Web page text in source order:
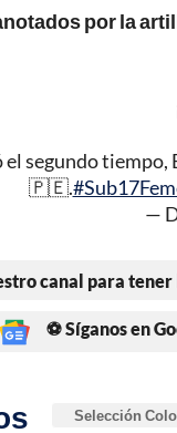
por la
el segundo
🇵🇪.
—
canal para
⚽ Síganos en
Selección